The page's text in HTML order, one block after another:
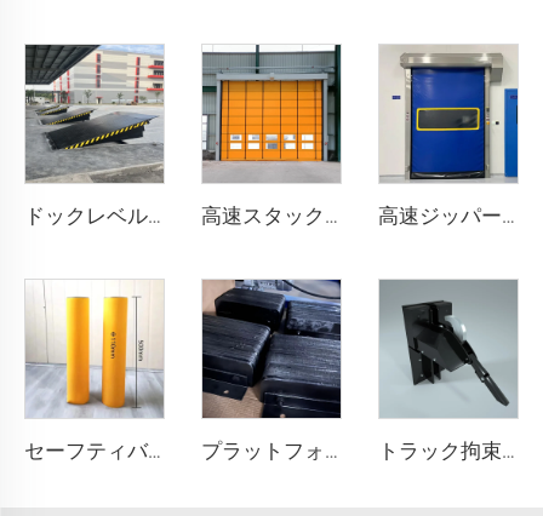
ドックレベル러 高速スタックドア 高速ジッパー式ドア
セーフティバリア プラットフォーム衝突防止ブロック トラック拘束システム